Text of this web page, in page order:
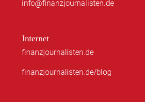
info@finanzjournalisten.de
Internet
finanzjournalisten.de
finanzjournalisten.de/blog